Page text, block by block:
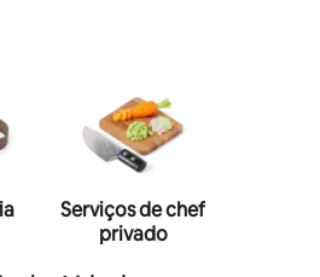
Serviços de chef
privado